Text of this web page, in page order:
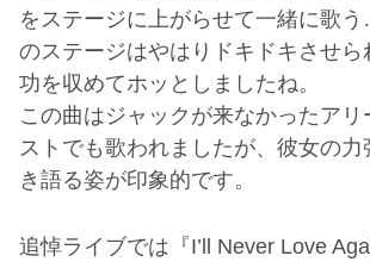
をステージに上がらせて一緒に歌
のステージはやはりドキドキさせ
功を収めてホッとしましたね。
この曲はジャックが来なかったアリ
ストでも歌われましたが、彼女の
き語る姿が印象的です。
追悼ライブでは『I’ll Never Love